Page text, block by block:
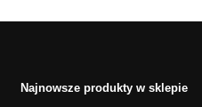
wybrać
produktu
Najnowsze produkty w sklepie